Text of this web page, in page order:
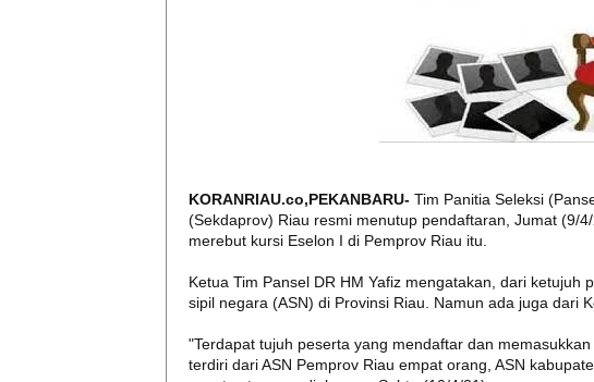
KORANRIAU.co,PEKANBARU- Tim Panitia Seleksi
(Sekdaprov) Riau resmi menutup pendaftaran, Jumat (9/
merebut kursi Eselon I di Pemprov Riau itu.
Ketua Tim Pansel DR HM Yafiz mengatakan, dari
sipil negara (ASN) di Provinsi Riau. Namun ada juga dari
"Terdapat tujuh peserta yang mendaftar dan
terdiri dari ASN Pemprov Riau empat orang, ASN